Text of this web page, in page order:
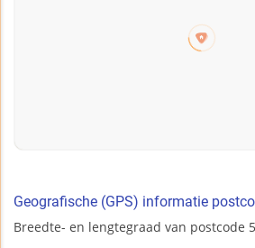
Geografische (GPS) informatie
Breedte- en lengtegraad van postcode